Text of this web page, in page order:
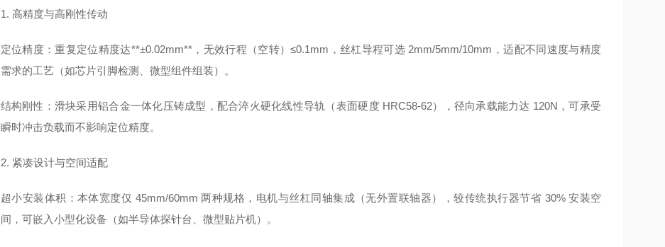
1. 高精度与高刚性传动
定位精度：重复定位精度达**±0.02mm**，无效行程（空转）≤0.1mm，丝杠导程可选 2mm/5mm/10mm，适配不同速度与精度
需求的工艺（如芯片引脚检测、微型组件组装）。
结构刚性：滑块采用铝合金一体化压铸成型，配合淬火硬化线性导轨（表面硬度 HRC58-62），径向承载能力达 120N，可承受
瞬时冲击负载而不影响定位精度。
2. 紧凑设计与空间适配
超小安装体积：本体宽度仅 45mm/60mm 两种规格，电机与丝杠同轴集成（无外置联轴器），较传统执行器节省 30% 安装空
间，可嵌入小型化设备（如半导体探针台、微型贴片机）。